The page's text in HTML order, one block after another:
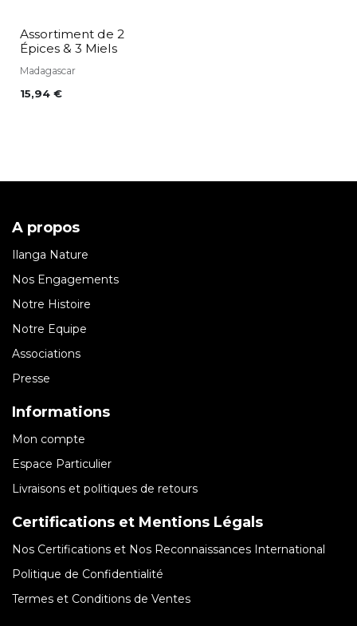
Assortiment de 2
Épices & 3 Miels
Madagascar
15,94 €
A propos
Ilanga Nature
Nos Engagements
Notre Histoire
Notre Equipe
Associations
Presse
Informations
Mon compte
Espace Particulier
Livraisons et politiques de retours
Certifications et Mentions Légals
Nos Certifications et Nos Reconnaissances International
Politique de Confidentialité
Termes et Conditions de Ventes